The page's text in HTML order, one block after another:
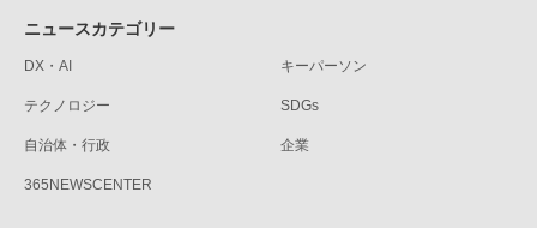
ニュースカテゴリー
DX・AI キーパーソン
テクノロジー SDGs
自治体・行政 企業
365NEWSCENTER